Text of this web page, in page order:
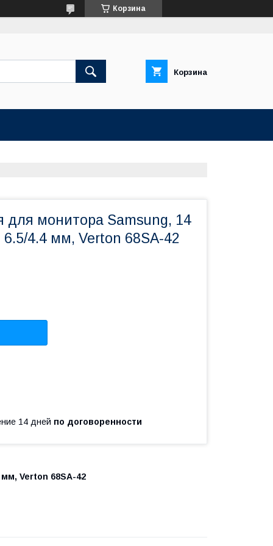
Корзина
Корзина
для монитора Samsung, 14
6.5/4.4 мм, Verton 68SA-42
14 дней по договоренности
Verton 68SA-42